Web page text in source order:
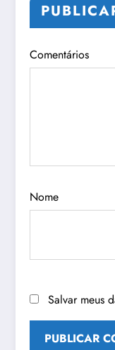
Comentários
Nome
Salvar meus